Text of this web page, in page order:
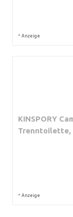
* Anzeige
KINSPORY
Trenntoilette,
* Anzeige